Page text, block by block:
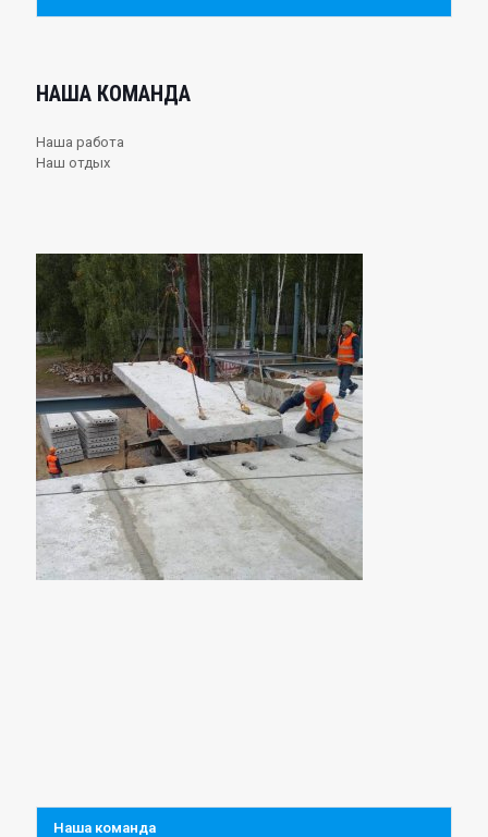
НАША КОМАНДА
Наша работа
Наш отдых
Наша команда